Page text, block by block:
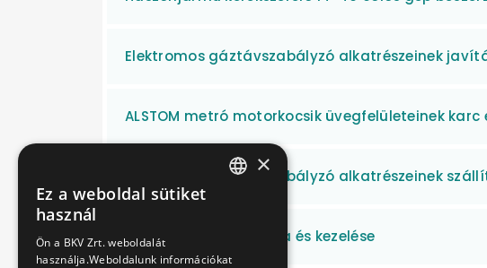
Elektromos gáztávszabályzó alkatrészeinek
ALSTOM metró motorkocsik üvegfelületeinek
Elektromos gáztávszabályzó alkatrészeinek
Hulladékok elszállítása és kezelése
×
Ez a weboldal sütiket
használ
Ön a BKV Zrt. weboldalát
használja.Weboldalunk információkat